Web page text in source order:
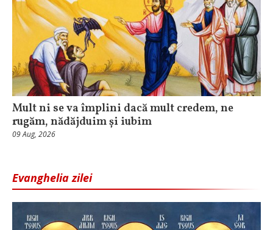
Mult ni se va împlini dacă mult credem, ne
rugăm, nădăjduim și iubim
09 Aug, 2026
Evanghelia zilei